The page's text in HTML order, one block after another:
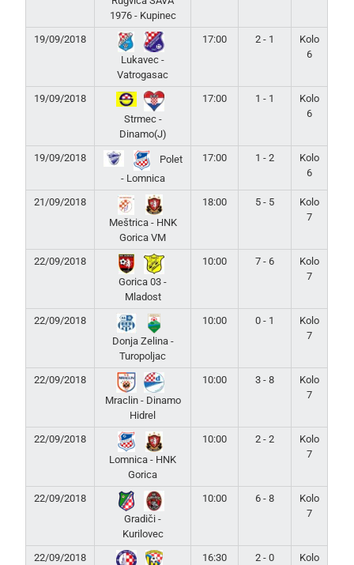
1976 - Kupinec
19/09/2018
Lukavec -
Vatrogasac
17:00 2 - 1
Kolo
6
19/09/2018
Strmec -
Dinamo(J)
17:00 1 - 1
Kolo
6
19/09/2018
Polet
- Lomnica
17:00 1 - 2
Kolo
6
21/09/2018
Meštrica - HNK
Gorica VM
18:00 5 - 5
Kolo
7
22/09/2018
Gorica 03 -
Mladost
10:00 7 - 6
Kolo
7
22/09/2018
Donja Zelina -
Turopoljac
10:00 0 - 1
Kolo
7
22/09/2018
Mraclin - Dinamo
Hidrel
10:00 3 - 8
Kolo
7
22/09/2018
Lomnica - HNK
Gorica
10:00 2 - 2
Kolo
7
22/09/2018
Gradiči -
Kurilovec
10:00 6 - 8
Kolo
7
22/09/2018
16:30 2 - 0
Kolo